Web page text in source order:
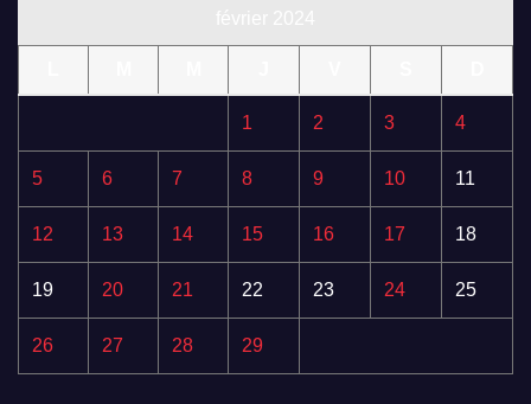
1 2 3 4
5 6 7 8 9 10 11
12 13 14 15 16 17 18
19 20 21 22 23 24 25
26 27 28 29